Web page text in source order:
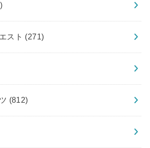
スト (271)
(812)